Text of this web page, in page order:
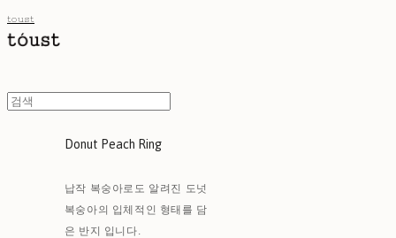
toust
Donut Peach Ring
납작 복숭아로도 알려진 도넛
복숭아의 입체적인 형태를 담
은 반지 입니다.